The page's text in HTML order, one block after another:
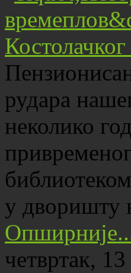
рудара
неколико
у дворишту
четвртак,